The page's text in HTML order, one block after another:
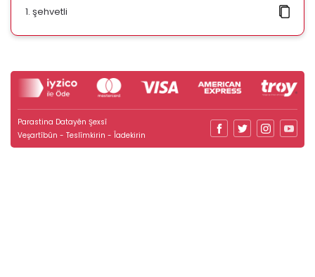
şehvetli
Parastina Datayên Şexsî
Veşartîbûn - Teslîmkirin - Îadekirin